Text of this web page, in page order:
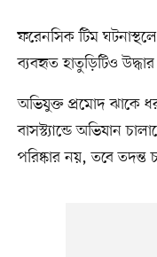
ফরেনসিক টিম ঘটনাস্থলে
ব্যবহৃত হাতুড়িটিও
অভিযুক্ত প্রমোদ ঝাকে
বাসস্ট্যান্ডে অভিযান
পরিষ্কার নয়, তবে তদন্ত